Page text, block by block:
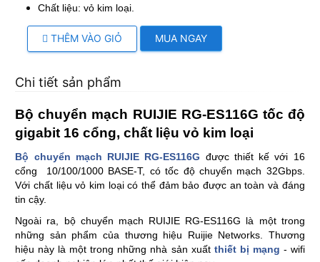
Chất liệu: vỏ kim loại.
THÊM VÀO GIỎ MUA NGAY
Chi tiết sản phẩm
Bộ chuyển mạch RUIJIE RG-ES116G tốc độ
gigabit 16 cổng, chất liệu vỏ kim loại
Bộ chuyển mạch RUIJIE RG-ES116G được thiết kế với 16
cổng 10/100/1000 BASE-T, có tốc độ chuyển mạch 32Gbps.
Với chất liệu vỏ kim loại có thể đảm bảo được an toàn và đáng
tin cậy.
Ngoài ra, bộ chuyển mạch RUIJIE RG-ES116G là một trong
những sản phẩm của thương hiệu Ruijie Networks. Thương
hiệu này là một trong những nhà sản xuất thiết bị mạng - wifi